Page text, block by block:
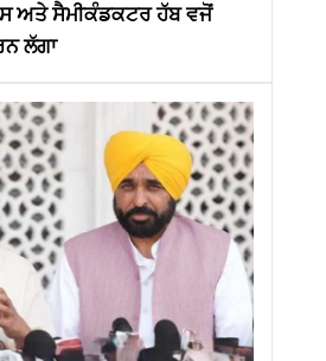
ਅਤੇ ਸੈਮੀਕੰਡਕਟਰ ਹੱਬ ਵਜੋਂ
ਲੱਗਾ